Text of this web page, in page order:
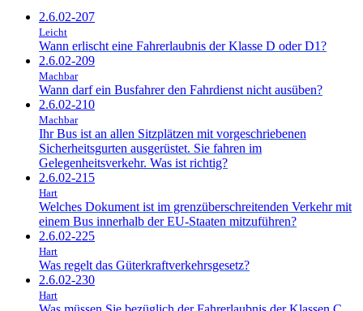
2.6.02-207
Leicht
Wann erlischt eine Fahrerlaubnis der Klasse D oder D1?
2.6.02-209
Machbar
Wann darf ein Busfahrer den Fahrdienst nicht ausüben?
2.6.02-210
Machbar
Ihr Bus ist an allen Sitzplätzen mit vorgeschriebenen
Sicherheitsgurten ausgerüstet. Sie fahren im
Gelegenheitsverkehr. Was ist richtig?
2.6.02-215
Hart
Welches Dokument ist im grenzüberschreitenden Verkehr mit
einem Bus innerhalb der EU-Staaten mitzuführen?
2.6.02-225
Hart
Was regelt das Güterkraftverkehrsgesetz?
2.6.02-230
Hart